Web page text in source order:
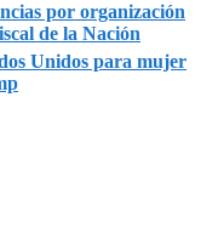
por organización
de la Nación
Unidos para mujer